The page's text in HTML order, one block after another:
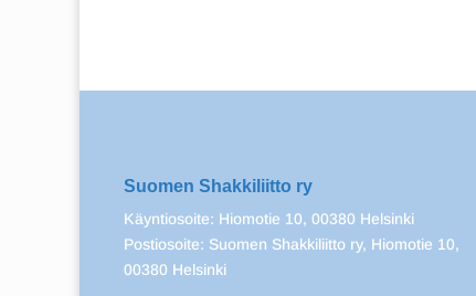
Suomen Shakkiliitto ry
Käyntiosoite: Hiomotie 10, 00380 Helsinki
Postiosoite: Suomen Shakkiliitto ry, Hiomotie 10,
00380 Helsinki